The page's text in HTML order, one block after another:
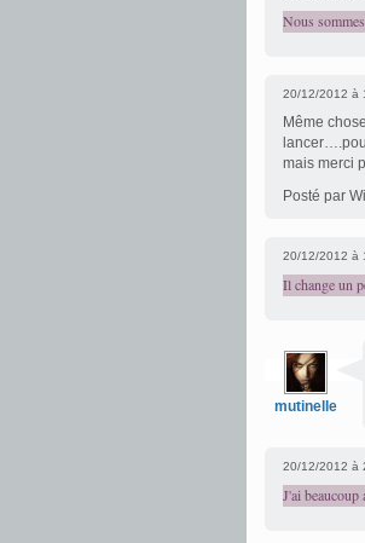
Nous
20/12/2012 à
Même
mais merci
Posté par
20/12/2012 à
Il change un
mutinelle
20/12/2012 à
J'ai beaucoup